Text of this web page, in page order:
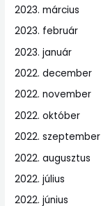
2023. március
2023. február
2023. január
2022. december
2022. november
2022. október
2022. szeptember
2022. augusztus
2022. július
2022. június